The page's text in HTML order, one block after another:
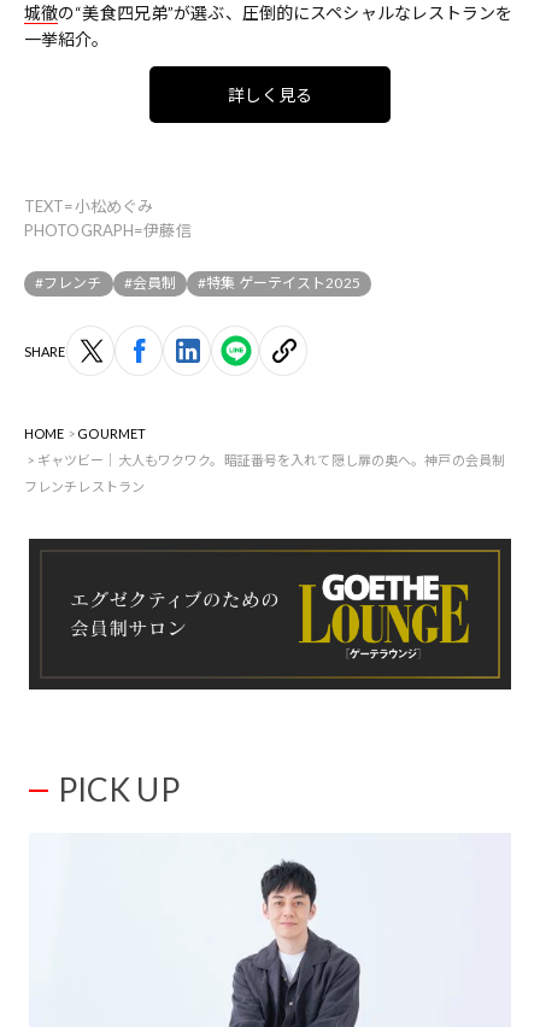
城徹の“美食四兄弟”が選ぶ、圧倒的にスペシャルなレストランを
一挙紹介。
詳しく見る
TEXT=小松めぐみ
PHOTOGRAPH=伊藤信
#フレンチ #会員制 #特集 ゲーテイスト2025
SHARE
HOME
GOURMET
ギャツビー｜大人もワクワク。暗証番号を入れて隠し扉の奥へ。神戸の会員制
フレンチレストラン
PICK UP